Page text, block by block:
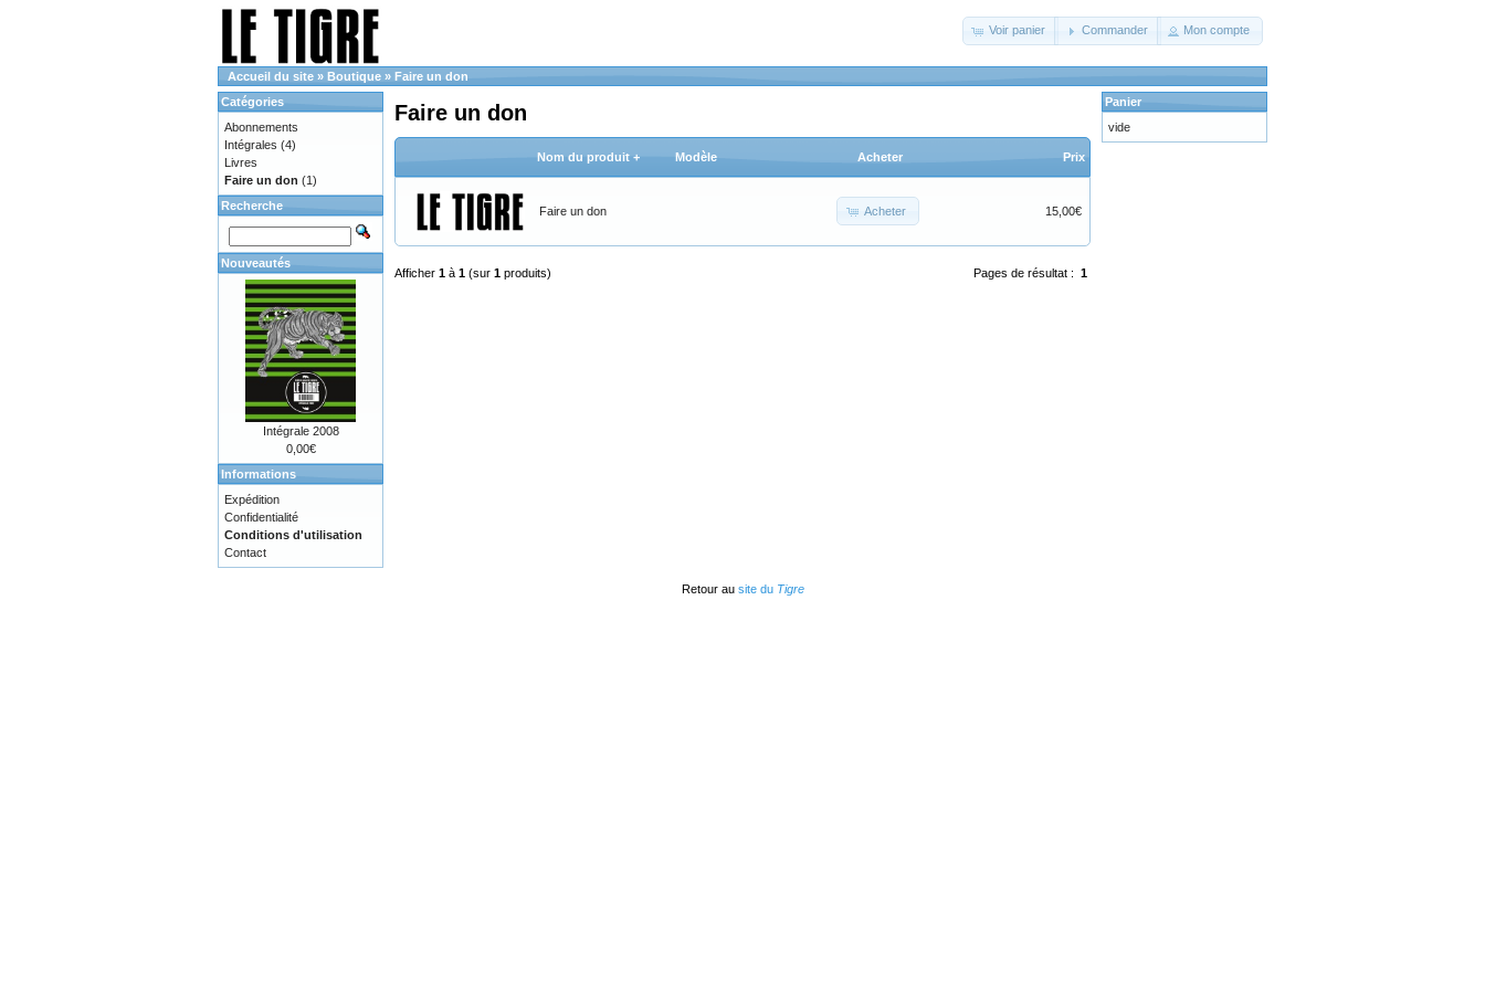
Voir panier Commander Mon compte
Accueil du site » Boutique » Faire un don
Faire un don
Nom du produit + Modèle Acheter Prix
Faire un don Acheter 15,00€
Pages de résultat : 1
Afficher 1 à 1 (sur 1 produits)
Catégories
Abonnements
Intégrales (4)
Livres
Faire un don (1)
Recherche
Nouveautés
Intégrale 2008
0,00€
Informations
Expédition
Confidentialité
Conditions d'utilisation
Contact
Panier
vide
Retour au site du Tigre